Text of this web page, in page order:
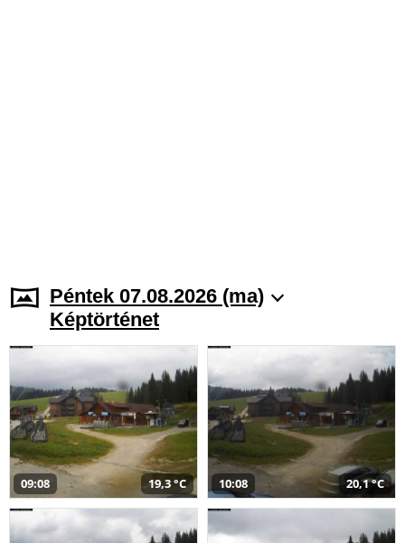
Péntek 07.08.2026 (ma)
Képtörténet
09:08 19,3 °C 10:08 20,1 °C